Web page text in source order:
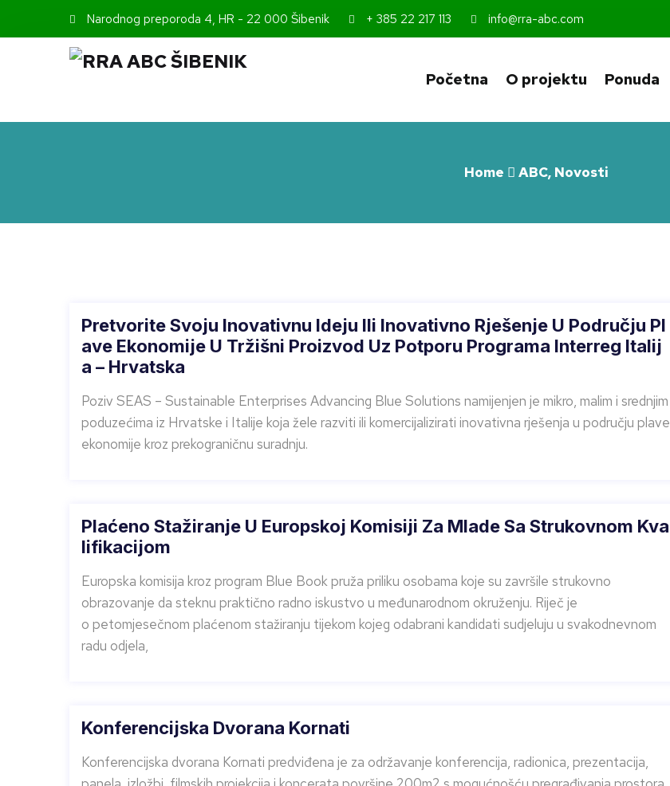
Narodnog preporoda 4, HR - 22 000 Šibenik + 385 22 217 113 info@rra-abc.com
Početna O projektu Ponuda
Home ABC, Novosti
Pretvorite Svoju Inovativnu Ideju Ili Inovativno Rješenje U Području Pl
Ave Ekonomije U Tržišni Proizvod Uz Potporu Programa Interreg Italij
A – Hrvatska
Poziv SEAS – Sustainable Enterprises Advancing Blue Solutions namijenjen je mikro, malim i srednjim
poduzećima iz Hrvatske i Italije koja žele razviti ili komercijalizirati inovativna rješenja u području plave
ekonomije kroz prekograničnu suradnju.
Plaćeno Stažiranje U Europskoj Komisiji Za Mlade Sa Strukovnom Kva
Lifikacijom
Europska komisija kroz program Blue Book pruža priliku osobama koje su završile strukovno
obrazovanje da steknu praktično radno iskustvo u međunarodnom okruženju. Riječ je
o petomjesečnom plaćenom stažiranju tijekom kojeg odabrani kandidati sudjeluju u svakodnevnom
radu odjela,
Konferencijska Dvorana Kornati
Konferencijska dvorana Kornati predviđena je za održavanje konferencija, radionica, prezentacija,